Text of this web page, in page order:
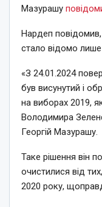
Мазурашу
Нардеп
стало відомо
«З 24.01.2024
був висунутий і
на виборах 2019,
Володимира
Георгій Мазурашу.
Таке рішення він
очистилися від
2020 року,